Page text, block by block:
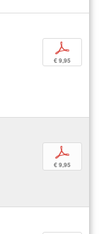
p
€ 9,95
p
€ 9,95